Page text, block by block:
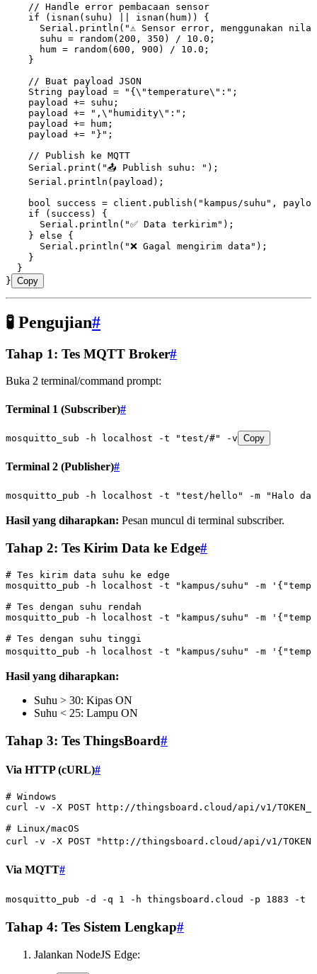
    // Handle error pembacaan sensor
    if
( isnan (suhu) isnan (hum)) {
      Serial
. println ( "⚠️ Sensor error, menggunakan nilai
      suhu
= random( 200 , 350 ) / 10.0 ;
      hum
= random( 600 , 900 ) / 10.0 ;
    }
    // Buat payload JSON
    String payload
= "{ \"temperature\" :" ;
    payload
+= suhu;
    payload
+= ", \" humidity\" :" ;
    payload
+= hum;
    payload
+= "}" ;
    // Publish ke MQTT
    Serial
. print ( "📤 Publish suhu: " );
    Serial
. println (payload);
    bool
success = client . publish ( "kampus/suhu" ,
    if
(success) {
      Serial
. println ( "✅ Data terkirim" );
    }
else {
      Serial
. println ( "❌ Gagal mengirim data" );
    }
  }
} Copy
🧪 Pengujian#
Tahap 1: Tes MQTT Broker#
Buka 2 terminal/command prompt:
Terminal 1 (Subscriber)#
mosquitto_sub -h localhost -t "test/#" -v Copy
Terminal 2 (Publisher)#
mosquitto_pub -h localhost -t "test/hello" -m "Halo
Hasil yang diharapkan: Pesan muncul di terminal subscriber.
Tahap 2: Tes Kirim Data ke Edge#
# Tes kirim data suhu ke edge
mosquitto_pub -h localhost -t "kampus/suhu" -m
# Tes dengan suhu rendah
mosquitto_pub -h localhost -t "kampus/suhu" -m
# Tes dengan suhu tinggi
mosquitto_pub -h localhost -t "kampus/suhu" -m
Hasil yang diharapkan:
Suhu > 30: Kipas ON
Suhu < 25: Lampu ON
Tahap 3: Tes ThingsBoard#
Via HTTP (cURL)#
# Windows
curl -v -X POST http://thingsboard.cloud/api/v1/
# Linux/macOS
curl -v -X POST "http://thingsboard.cloud/api/v1/
Via MQTT#
mosquitto_pub -d -q 1 -h thingsboard.cloud -p 1883 -t
Tahap 4: Tes Sistem Lengkap#
Jalankan NodeJS Edge: